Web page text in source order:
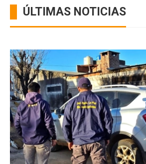
ÚLTIMAS NOTICIAS